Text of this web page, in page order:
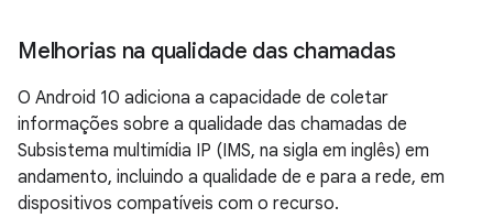
Melhorias na qualidade das chamadas
O Android 10 adiciona a capacidade de coletar
informações sobre a qualidade das chamadas de
Subsistema multimídia IP (IMS, na sigla em inglês) em
andamento, incluindo a qualidade de e para a rede, em
dispositivos compatíveis com o recurso.